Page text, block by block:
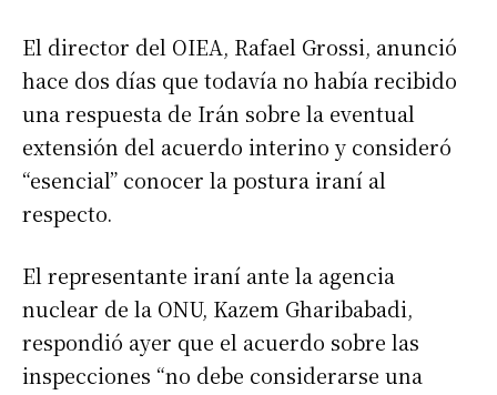
El director del OIEA, Rafael Grossi, anunció
hace dos días que todavía no había recibido
una respuesta de Irán sobre la eventual
extensión del acuerdo interino y consideró
“esencial” conocer la postura iraní al
respecto.
El representante iraní ante la agencia
nuclear de la ONU, Kazem Gharibabadi,
respondió ayer que el acuerdo sobre las
inspecciones “no debe considerarse una